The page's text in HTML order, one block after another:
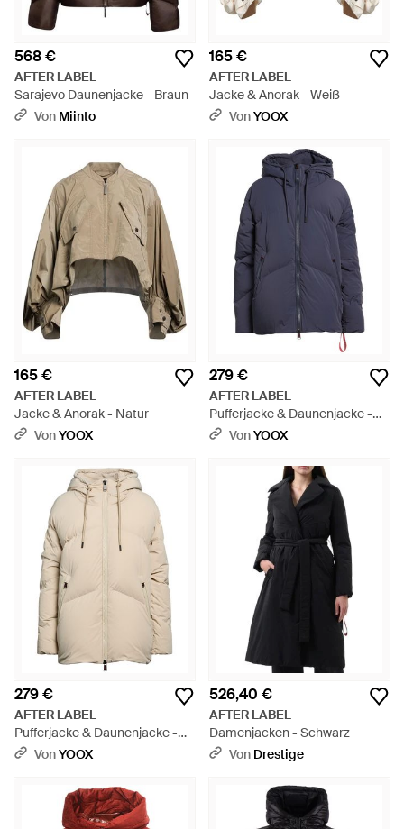
568 €
AFTER LABEL
Sarajevo Daunenjacke - Braun
Von Miinto
165 €
AFTER LABEL
Jacke & Anorak - Weiß
VonYOOX
165 €
AFTER LABEL
Jacke & Anorak - Natur
VonYOOX
279 €
AFTER LABEL
Pufferjacke & Daunenjacke -
BlauVonYOOX
279 €
AFTER LABEL
Pufferjacke & Daunenjacke -
Natur
VonYOOX
526,40 €
AFTER LABEL
Damenjacken - Schwarz
Von Drestige